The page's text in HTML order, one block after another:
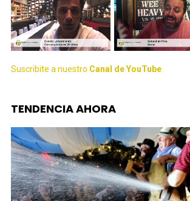
Suscribite a nuestro Canal de YouTube
TENDENCIA AHORA